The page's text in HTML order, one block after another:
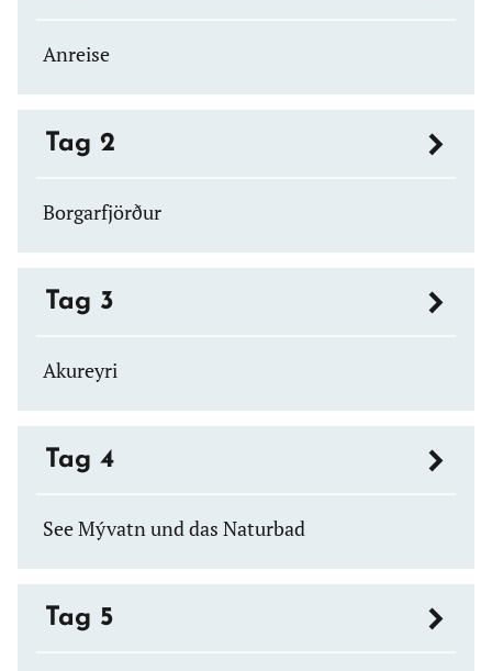
Anreise
Tag 2
Borgarfjörður
Tag 3
Akureyri
Tag 4
See Mývatn und das Naturbad
Tag 5